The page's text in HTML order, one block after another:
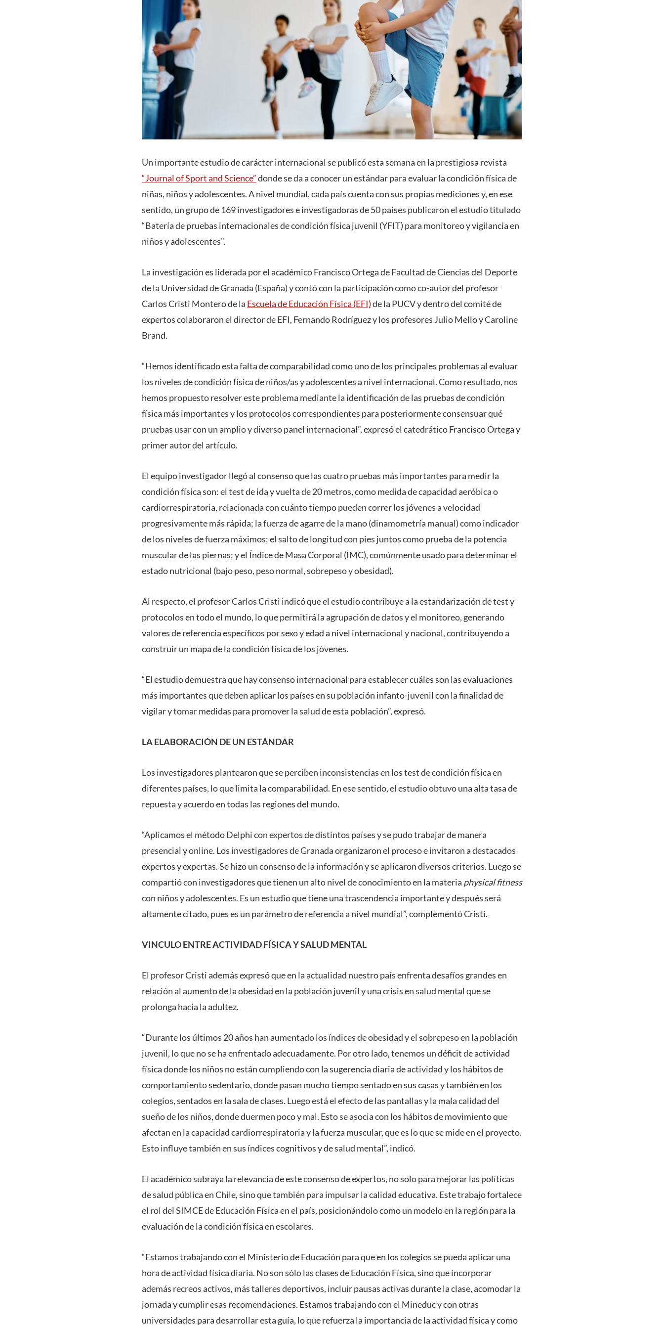
Un importante estudio de carácter internacional se publicó esta semana en la prestigiosa revista
“Journal of Sport and Science”donde se da a conocer un estándar para evaluar la condición física de
niñas, niños y adolescentes. A nivel mundial, cada país cuenta con sus propias mediciones y, en ese
sentido, un grupo de 169 investigadores e investigadoras de 50 países publicaron el estudio titulado
“Batería de pruebas internacionales de condición física juvenil (YFIT) para monitoreo y vigilancia en
niños y adolescentes”.
La investigación es liderada por el académico Francisco Ortega de Facultad de Ciencias del Deporte
de la Universidad de Granada (España) y contó con la participación como co-autor del profesor
Carlos Cristi Montero de la Escuela de Educación Física (EFI)de la PUCV y dentro del comité de
expertos colaboraron el director de EFI, Fernando Rodríguez y los profesores Julio Mello y Caroline
Brand.
“Hemos identificado esta falta de comparabilidad como uno de los principales problemas al evaluar
los niveles de condición física de niños/as y adolescentes a nivel internacional. Como resultado, nos
hemos propuesto resolver este problema mediante la identificación de las pruebas de condición
física más importantes y los protocolos correspondientes para posteriormente consensuar qué
pruebas usar con un amplio y diverso panel internacional”, expresó el catedrático Francisco Ortega y
primer autor del artículo.
El equipo investigador llegó al consenso que las cuatro pruebas más importantes para medir la
condición física son: el test de ida y vuelta de 20 metros, como medida de capacidad aeróbica o
cardiorrespiratoria, relacionada con cuánto tiempo pueden correr los jóvenes a velocidad
progresivamente más rápida; la fuerza de agarre de la mano (dinamometría manual) como indicador
de los niveles de fuerza máximos; el salto de longitud con pies juntos como prueba de la potencia
muscular de las piernas; y el Índice de Masa Corporal (IMC), comúnmente usado para determinar el
estado nutricional (bajo peso, peso normal, sobrepeso y obesidad).
Al respecto, el profesor Carlos Cristi indicó que el estudio contribuye a la estandarización de test y
protocolos en todo el mundo, lo que permitirá la agrupación de datos y el monitoreo, generando
valores de referencia específicos por sexo y edad a nivel internacional y nacional, contribuyendo a
construir un mapa de la condición física de los jóvenes.
“El estudio demuestra que hay consenso internacional para establecer cuáles son las evaluaciones
más importantes que deben aplicar los países en su población infanto-juvenil con la finalidad de
vigilar y tomar medidas para promover la salud de esta población”, expresó.
LA ELABORACIÓN DE UN ESTÁNDAR
Los investigadores plantearon que se perciben inconsistencias en los test de condición física en
diferentes países, lo que limita la comparabilidad. En ese sentido, el estudio obtuvo una alta tasa de
repuesta y acuerdo en todas las regiones del mundo.
“Aplicamos el método Delphi con expertos de distintos países y se pudo trabajar de manera
presencial y online. Los investigadores de Granada organizaron el proceso e invitaron a destacados
expertos y expertas. Se hizo un consenso de la información y se aplicaron diversos criterios. Luego se
compartió con investigadores que tienen un alto nivel de conocimiento en la materia physical fitness
con niños y adolescentes. Es un estudio que tiene una trascendencia importante y después será
altamente citado, pues es un parámetro de referencia a nivel mundial”, complementó Cristi.
VINCULO ENTRE ACTIVIDAD FÍSICA Y SALUD MENTAL
El profesor Cristi además expresó que en la actualidad nuestro país enfrenta desafíos grandes en
relación al aumento de la obesidad en la población juvenil y una crisis en salud mental que se
prolonga hacia la adultez.
“Durante los últimos 20 años han aumentado los índices de obesidad y el sobrepeso en la población
juvenil, lo que no se ha enfrentado adecuadamente. Por otro lado, tenemos un déficit de actividad
física donde los niños no están cumpliendo con la sugerencia diaria de actividad y los hábitos de
comportamiento sedentario, donde pasan mucho tiempo sentado en sus casas y también en los
colegios, sentados en la sala de clases. Luego está el efecto de las pantallas y la mala calidad del
sueño de los niños, donde duermen poco y mal. Esto se asocia con los hábitos de movimiento que
afectan en la capacidad cardiorrespiratoria y la fuerza muscular, que es lo que se mide en el proyecto.
Esto influye también en sus índices cognitivos y de salud mental”, indicó.
El académico subraya la relevancia de este consenso de expertos, no solo para mejorar las políticas
de salud pública en Chile, sino que también para impulsar la calidad educativa. Este trabajo fortalece
el rol del SIMCE de Educación Física en el país, posicionándolo como un modelo en la región para la
evaluación de la condición física en escolares.
“Estamos trabajando con el Ministerio de Educación para que en los colegios se pueda aplicar una
hora de actividad física diaria. No son sólo las clases de Educación Física, sino que incorporar
además recreos activos, más talleres deportivos, incluir pausas activas durante la clase, acomodar la
jornada y cumplir esas recomendaciones. Estamos trabajando con el Mineduc y con otras
universidades para desarrollar esta guía, lo que refuerza la importancia de la actividad física y como